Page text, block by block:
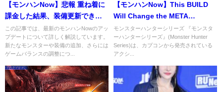
【モンハンNow】悲報 重ね着に
課金した結果、装備更新できな
い件ｗｗｗ
この記事では、最新のモンハンNowのアッ
プデートについて詳しく解説しています。
新たなモンスターや装備の追加、さらには
ゲームバランスの調整につ...
【モンハンNow】This BUILD
Will Change the META
FOREVER
モンスターハンターシリーズ 『モンスタ
ーハンターシリーズ』(Monster Hunter
Series)は、カプコンから発売されている
アクシ...